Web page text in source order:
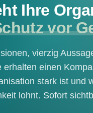
Ihre
vor
vierzig
erhalten einen
stark ist und
lohnt. Sofort